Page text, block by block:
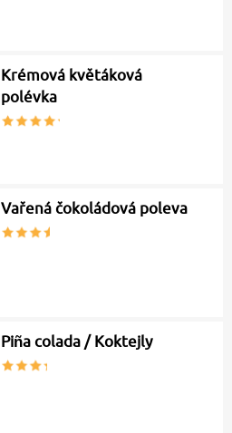
Krémová květáková
polévka
Vařená čokoládová poleva
Piña colada / Koktejly